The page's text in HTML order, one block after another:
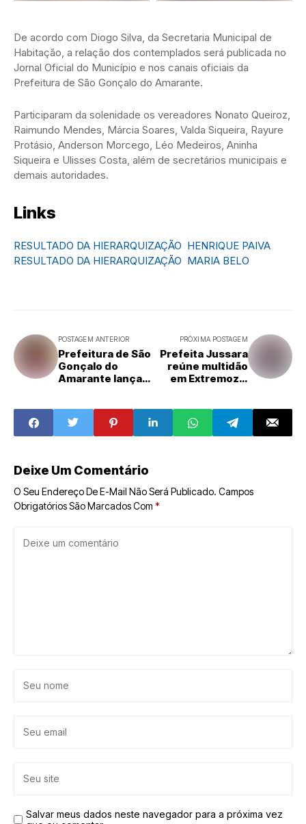
De acordo com Diogo Silva, da Secretaria Municipal de
Habitação, a relação dos contemplados será publicada no
Jornal Oficial do Município e nos canais oficiais da
Prefeitura de São Gonçalo do Amarante.
Participaram da solenidade os vereadores Nonato Queiroz,
Raimundo Mendes, Márcia Soares, Valda Siqueira, Rayure
Protásio, Anderson Morcego, Léo Medeiros, Aninha
Siqueira e Ulisses Costa, além de secretários municipais e
demais autoridades.
Links
RESULTADO DA HIERARQUIZAÇÃO  HENRIQUE PAIVA
RESULTADO DA HIERARQUIZAÇÃO  MARIA BELO
POSTAGEM ANTERIOR
Prefeitura de São
Gonçalo do
Amarante lança
Cidadania
PRÓXIMA POSTAGEM
Prefeita Jussara
reúne multidão
em Extremoz e
Babá
Deixe Um Comentário
O Seu Endereço De E-Mail Não Será Publicado. Campos
Obrigatórios São Marcados Com *
Salvar meus dados neste navegador para a próxima vez